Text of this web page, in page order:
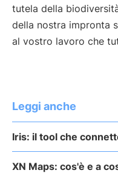
tutela della
della nostra impronta
al vostro lavoro che
Leggi anche
Iris: il tool che
XN Maps: cos'è e a